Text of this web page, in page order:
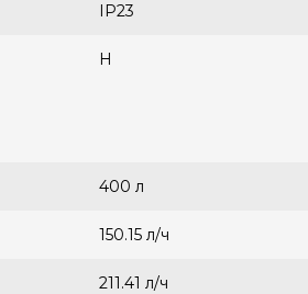
IP23
H
400 л
150.15 л/ч
211.41 л/ч